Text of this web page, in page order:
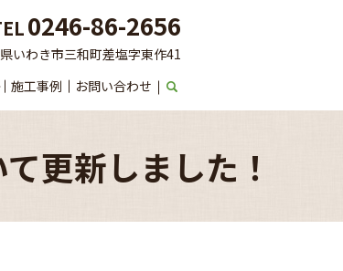
0246-86-2656
いわき市三和町差塩字東作41
施工事例 お問い合わせ
更新しました！